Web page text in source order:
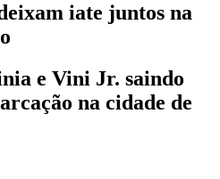
iate juntos na
e Vini Jr. saindo
na cidade de